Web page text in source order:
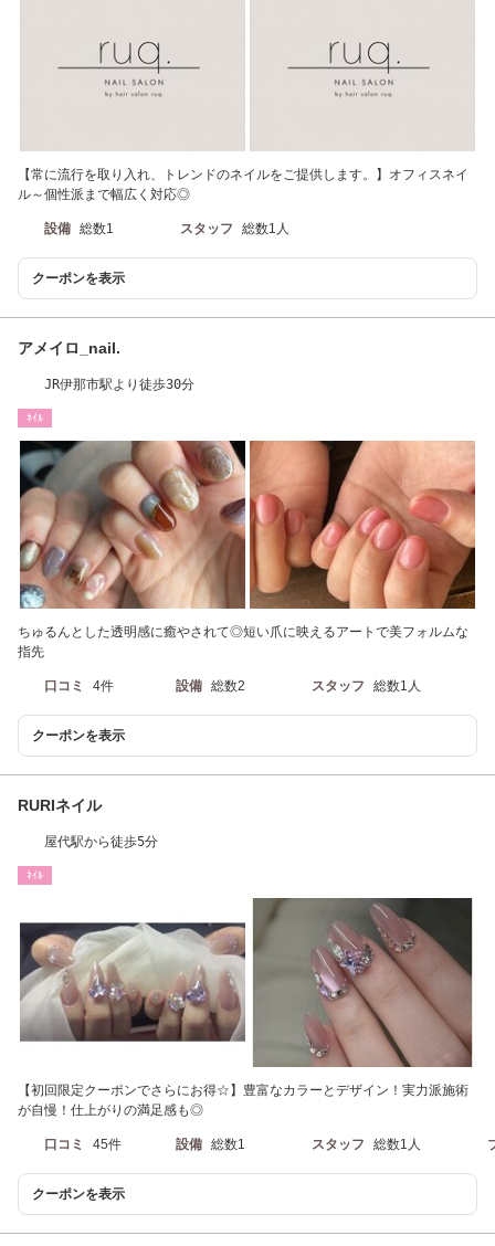
【常に流行を取り入れ、トレンドのネイルをご提供します。】オフィスネイ
ル～個性派まで幅広く対応◎
設備 総数1 スタッフ 総数1人
クーポンを表示
アメイロ_nail.
JR伊那市駅より徒歩30分
ﾈｲﾙ
ちゅるんとした透明感に癒やされて◎短い爪に映えるアートで美フォルムな
指先
口コミ 4件 設備 総数2 スタッフ 総数1人
クーポンを表示
RURIネイル
屋代駅から徒歩5分
ﾈｲﾙ
【初回限定クーポンでさらにお得☆】豊富なカラーとデザイン！実力派施術
が自慢！仕上がりの満足感も◎
口コミ 45件 設備 総数1 スタッフ 総数1人
クーポンを表示